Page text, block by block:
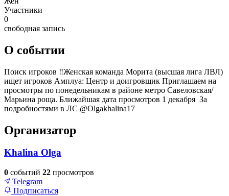
Участники
0
свободная запись
О событии
Поиск игроков ‼️Женская команда Морита (высшая лига ЛВЛ)
ищет игроков Амплуа: Центр и доигровщик Приглашаем на
просмотры по понедельникам в районе метро Савеловская/
Марьина роща. Ближайшая дата просмотров 1 декабря За
подробностями в ЛС @Olgakhalina17
Организатор
Khalina Olga
0 событий 22 просмотров
Telegram
Подписаться